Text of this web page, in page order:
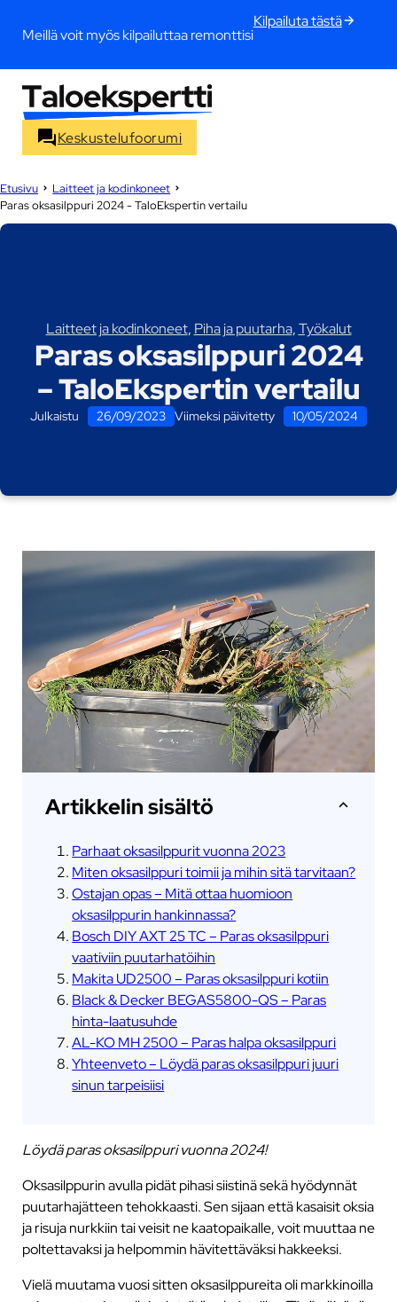
Meillä voit myös kilpailuttaa remonttisi
Kilpailuta tästä
Keskustelufoorumi
Etusivu
Laitteet ja kodinkoneet
Paras oksasilppuri 2024 - TaloEkspertin vertailu
Laitteet ja kodinkoneet, Piha ja puutarha,Työkalut
Paras oksasilppuri 2024
– TaloEkspertin vertailu
Julkaistu 26/09/2023 Viimeksi päivitetty 10/05/2024
Artikkelin sisältö
Parhaat oksasilppurit vuonna 2023
Miten oksasilppuri toimii ja mihin sitä tarvitaan?
Ostajan opas – Mitä ottaa huomioon
oksasilppurin hankinnassa?
Bosch DIY AXT 25 TC – Paras oksasilppuri
vaativiin puutarhatöihin
Makita UD2500 – Paras oksasilppuri kotiin
Black & Decker BEGAS5800-QS – Paras
hinta-laatusuhde
AL-KO MH 2500 – Paras halpa oksasilppuri
Yhteenveto – Löydä paras oksasilppuri juuri
sinun tarpeisiisi
Löydä paras oksasilppuri vuonna 2024!
Oksasilppurin avulla pidät pihasi siistinä sekä hyödynnät
puutarhajätteen tehokkaasti. Sen sijaan että kasaisit oksia
ja risuja nurkkiin tai veisit ne kaatopaikalle, voit muuttaa ne
poltettavaksi ja helpommin hävitettäväksi hakkeeksi.
Vielä muutama vuosi sitten oksasilppureita oli markkinoilla